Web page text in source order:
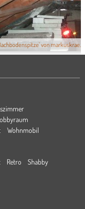
von markuskrae...
Wohnmobil
Retro
Shabby